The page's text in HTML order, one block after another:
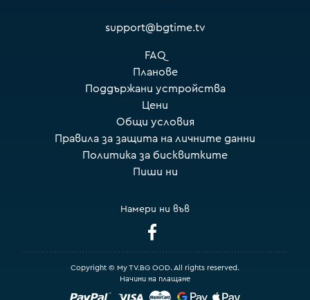
support@bgtime.tv
FAQ
Планове
Поддържани устройства
Цени
Общи условия
Правила за защита на личните данни
Политика за бисквитките
Пиши ни
Намери ни във
Начини на плащане
Copyright © My TV.BG OOD. All rights reserved.